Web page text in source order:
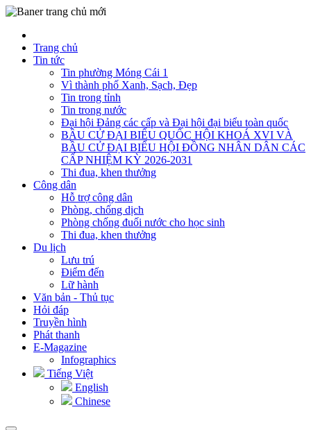
Trang chủ
Tin tức
Tin phường Móng Cái 1
Vì thành phố Xanh, Sạch, Đẹp
Tin trong tỉnh
Tin trong nước
Đại hội Đảng các cấp và Đại hội đại biểu toàn quốc
BẦU CỬ ĐẠI BIỂU QUỐC HỘI KHOÁ XVI VÀ
BẦU CỬ ĐẠI BIỂU HỘI ĐỒNG NHÂN DÂN CÁC
CẤP NHIỆM KỲ 2026-2031
Thi đua, khen thưởng
Công dân
Hỗ trợ công dân
Phòng, chống dịch
Phòng chống đuối nước cho học sinh
Thi đua, khen thưởng
Du lịch
Lưu trú
Điểm đến
Lữ hành
Văn bản - Thủ tục
Hỏi đáp
Truyền hình
Phát thanh
E-Magazine
Infographics
Tiếng Việt
English
Chinese